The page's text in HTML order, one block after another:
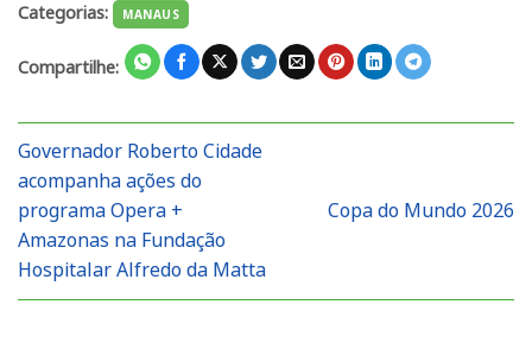
Categorias: MANAUS
Compartilhe:
Governador Roberto Cidade
acompanha ações do
programa Opera +
Amazonas na Fundação
Hospitalar Alfredo da Matta
Copa do Mundo 2026